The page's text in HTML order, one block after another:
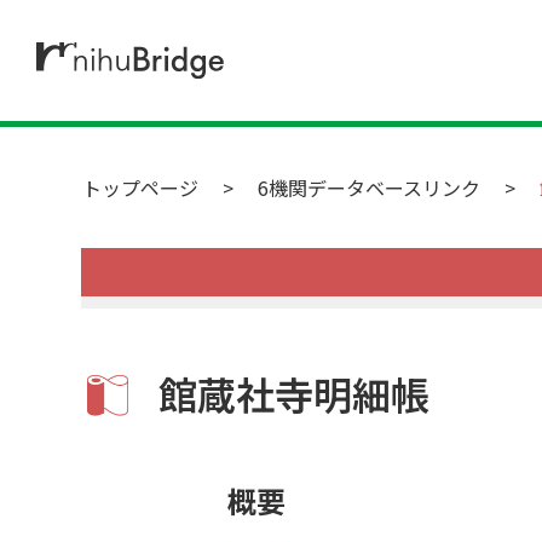
トップページ 6機関データベースリンク
館蔵社寺明細帳
概要